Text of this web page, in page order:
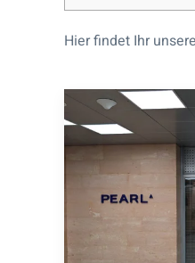
Hier findet Ihr